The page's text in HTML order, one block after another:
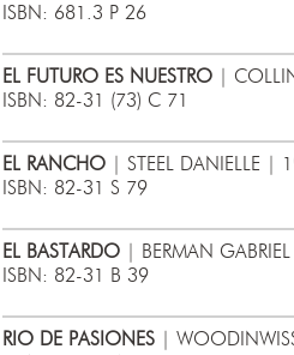
ISBN: 681.3 P 26
EL FUTURO ES NUESTRO |
ISBN: 82-31 (73) C 71
EL RANCHO | STEEL DANIELLE |
ISBN: 82-31 S 79
EL BASTARDO | BERMAN
ISBN: 82-31 B 39
RIO DE PASIONES |